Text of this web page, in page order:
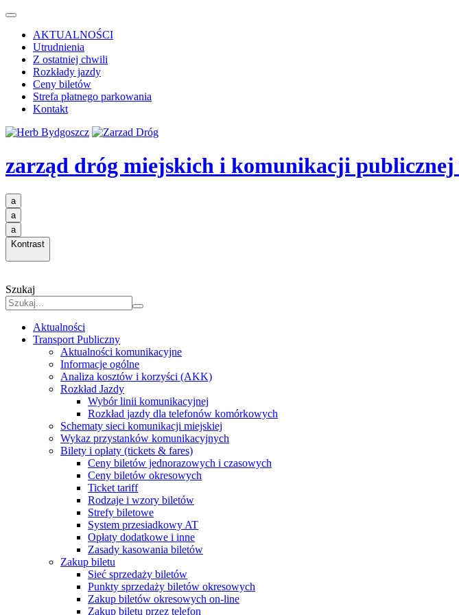
AKTUALNOŚCI
Utrudnienia
Z ostatniej chwili
Rozkłady jazdy
Ceny biletów
Strefa płatnego parkowania
Kontakt
zarząd dróg miejskich i komunikacji publicznej
a
a
a
Kontrast
Szukaj
Aktualności
Transport Publiczny
Aktualności komunikacyjne
Informacje ogólne
Analiza kosztów i korzyści (AKK)
Rozkład Jazdy
Wybór linii komunikacyjnej
Rozkład jazdy dla telefonów komórkowych
Schematy sieci komunikacji miejskiej
Wykaz przystanków komunikacyjnych
Bilety i opłaty (tickets & fares)
Ceny biletów jednorazowych i czasowych
Ceny biletów okresowych
Ticket tariff
Rodzaje i wzory biletów
Strefy biletowe
System przesiadkowy AT
Opłaty dodatkowe i inne
Zasady kasowania biletów
Zakup biletu
Sieć sprzedaży biletów
Punkty sprzedaży biletów okresowych
Zakup biletów okresowych on-line
Zakup biletu przez telefon